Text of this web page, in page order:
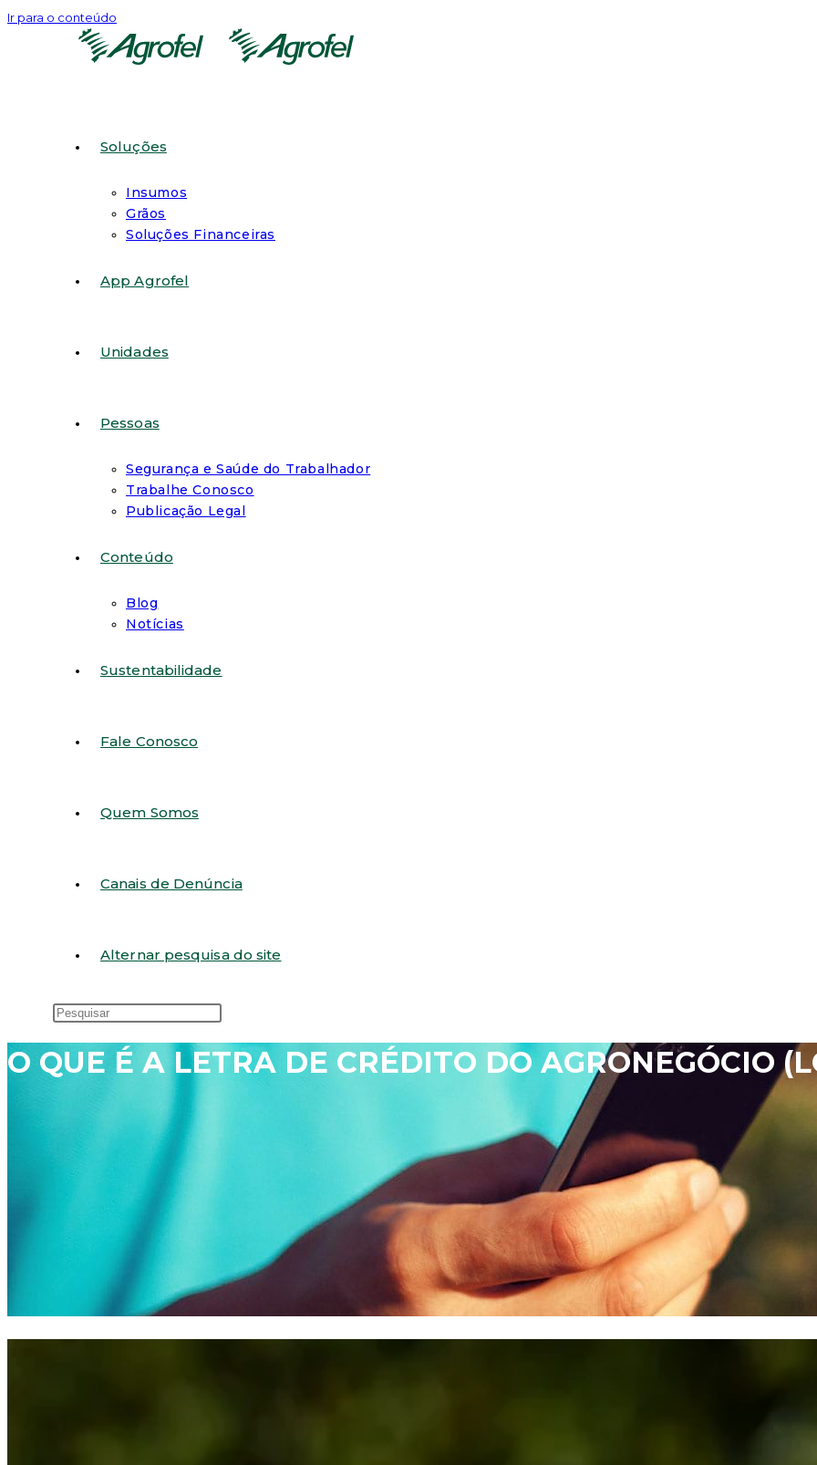
Ir para o conteúdo
Soluções
Insumos
Grãos
Soluções Financeiras
App Agrofel
Unidades
Pessoas
Segurança e Saúde do Trabalhador
Trabalhe Conosco
Publicação Legal
Conteúdo
Blog
Notícias
Sustentabilidade
Fale Conosco
Quem Somos
Canais de Denúncia
Alternar pesquisa do site
O QUE É A LETRA DE CRÉDITO DO AGRONEGÓCIO